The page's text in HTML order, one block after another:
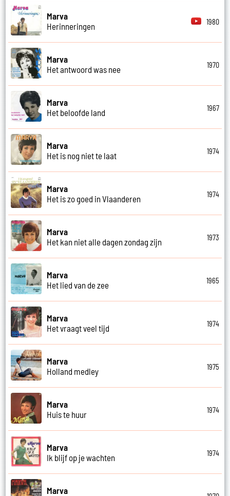
Marva
Herinneringen
1980
Marva
Het antwoord was nee
1970
Marva
Het beloofde land
1967
Marva
Het is nog niet te laat
1974
Marva
Het is zo goed in Vlaanderen
1974
Marva
Het kan niet alle dagen zondag zijn
1973
Marva
Het lied van de zee
1965
Marva
Het vraagt veel tijd
1974
Marva
Holland medley
1975
Marva
Huis te huur
1974
Marva
Ik blijf op je wachten
1974
Marva